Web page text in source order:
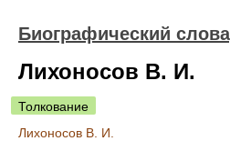
Биографический
Лихоносов В. И.
Толкование
Лихоносов В. И.